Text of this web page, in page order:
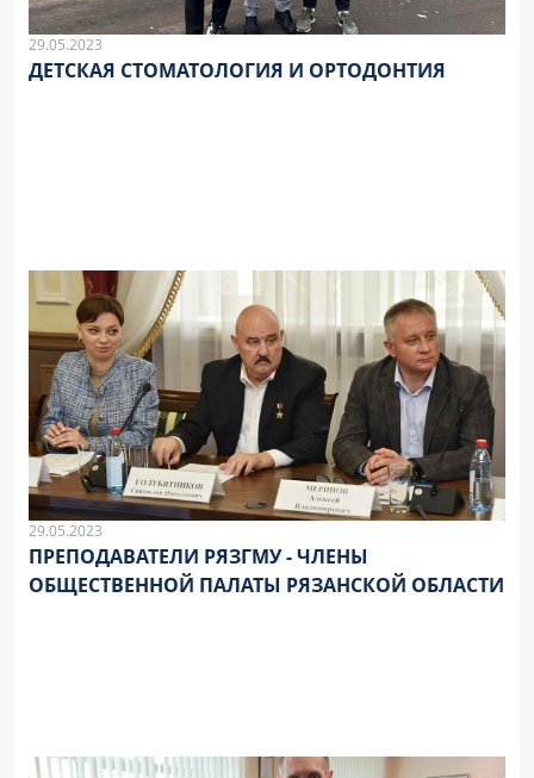
29.05.2023
ДЕТСКАЯ СТОМАТОЛОГИЯ И ОРТОДОНТИЯ
29.05.2023
ПРЕПОДАВАТЕЛИ РЯЗГМУ - ЧЛЕНЫ
ОБЩЕСТВЕННОЙ ПАЛАТЫ РЯЗАНСКОЙ ОБЛАСТИ